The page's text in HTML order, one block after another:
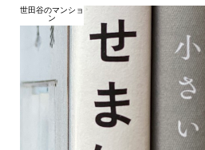
世田谷のマンショ
ン